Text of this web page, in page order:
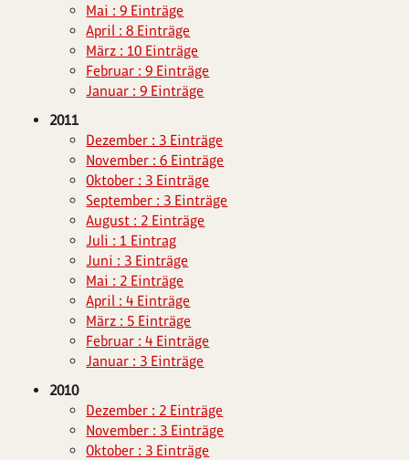
Mai : 9 Einträge
April : 8 Einträge
März : 10 Einträge
Februar : 9 Einträge
Januar : 9 Einträge
2011
Dezember : 3 Einträge
November : 6 Einträge
Oktober : 3 Einträge
September : 3 Einträge
August : 2 Einträge
Juli : 1 Eintrag
Juni : 3 Einträge
Mai : 2 Einträge
April : 4 Einträge
März : 5 Einträge
Februar : 4 Einträge
Januar : 3 Einträge
2010
Dezember : 2 Einträge
November : 3 Einträge
Oktober : 3 Einträge